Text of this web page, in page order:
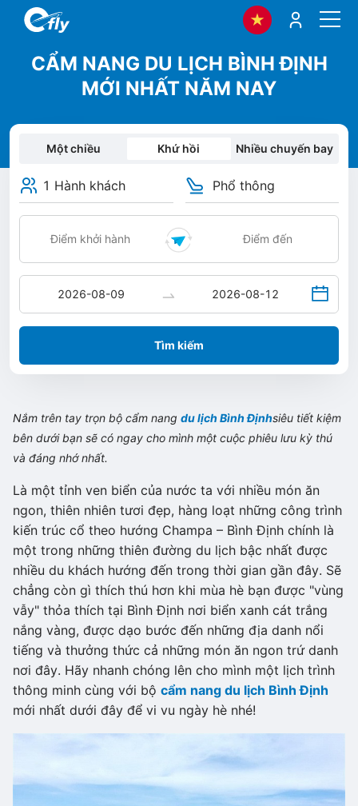
CẨM NANG DU LỊCH BÌNH ĐỊNH
MỚI NHẤT NĂM NAY
Một chiều Khứ hồi Nhiều chuyến bay
1 Hành khách Phổ thông
Tìm kiếm
Nắm trên tay trọn bộ cẩm nang du lịch Bình Địnhsiêu tiết kiệm
bên dưới bạn sẽ có ngay cho mình một cuộc phiêu lưu kỳ thú
và đáng nhớ nhất.
Là một tỉnh ven biển của nước ta với nhiều món ăn
ngon, thiên nhiên tươi đẹp, hàng loạt những công trình
kiến trúc cổ theo hướng Champa – Bình Định chính là
một trong những thiên đường du lịch bậc nhất được
nhiều du khách hướng đến trong thời gian gần đây. Sẽ
chẳng còn gì thích thú hơn khi mùa hè bạn được "vùng
vẫy" thỏa thích tại Bình Định nơi biển xanh cát trắng
nắng vàng, được dạo bước đến những địa danh nổi
tiếng và thưởng thức cả những món ăn ngon trứ danh
nơi đây. Hãy nhanh chóng lên cho mình một lịch trình
thông minh cùng với bộ cẩm nang du lịch Bình Định
mới nhất dưới đây để vi vu ngày hè nhé!